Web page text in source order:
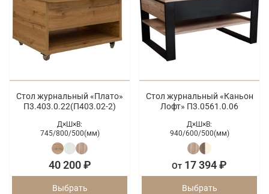
Стол журнальный «Плато»
П3.403.0.22(П403.02-2)
Д×Ш×В:
745/800/500(мм)
40 200 ₽
Выбрать
Стол журнальный «Каньон
Лофт» П3.0561.0.06
Д×Ш×В:
940/600/500(мм)
От 17 394 ₽
Выбрать